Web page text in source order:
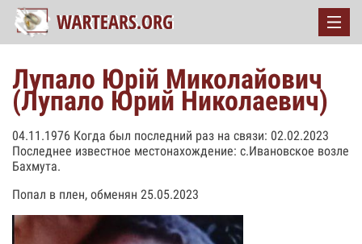
Лупало Юрій Миколайович
(Лупало Юрий Николаевич)
04.11.1976 Когда был последний раз на связи: 02.02.2023
Последнее известное местонахождение: с.Ивановское возле
Бахмута.
Попал в плен, обменян 25.05.2023